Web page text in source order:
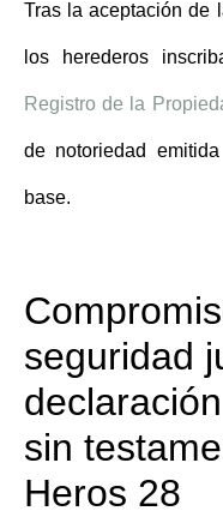
Tras la aceptación de
los herederos
Registro de la
de notoriedad
base.
seguridad
sin
Heros 28